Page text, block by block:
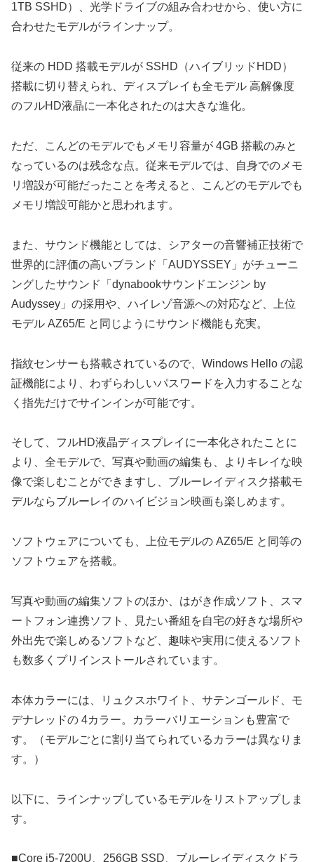
1TB SSHD）、光学ドライブの組み合わせから、使い方に
合わせたモデルがラインナップ。
従来の HDD 搭載モデルが SSHD（ハイブリッドHDD）
搭載に切り替えられ、ディスプレイも全モデル 高解像度
のフルHD液晶に一本化されたのは大きな進化。
ただ、こんどのモデルでもメモリ容量が 4GB 搭載のみと
なっているのは残念な点。従来モデルでは、自身でのメモ
リ増設が可能だったことを考えると、こんどのモデルでも
メモリ増設可能かと思われます。
また、サウンド機能としては、シアターの音響補正技術で
世界的に評価の高いブランド「AUDYSSEY」がチューニ
ングしたサウンド「dynabookサウンドエンジン by
Audyssey」の採用や、ハイレゾ音源への対応など、上位
モデル AZ65/E と同じようにサウンド機能も充実。
指紋センサーも搭載されているので、Windows Hello の認
証機能により、わずらわしいパスワードを入力することな
く指先だけでサインインが可能です。
そして、フルHD液晶ディスプレイに一本化されたことに
より、全モデルで、写真や動画の編集も、よりキレイな映
像で楽しむことができますし、ブルーレイディスク搭載モ
デルならブルーレイのハイビジョン映画も楽しめます。
ソフトウェアについても、上位モデルの AZ65/E と同等の
ソフトウェアを搭載。
写真や動画の編集ソフトのほか、はがき作成ソフト、スマ
ートフォン連携ソフト、見たい番組を自宅の好きな場所や
外出先で楽しめるソフトなど、趣味や実用に使えるソフト
も数多くプリインストールされています。
本体カラーには、リュクスホワイト、サテンゴールド、モ
デナレッドの 4カラー。カラーバリエーションも豊富で
す。（モデルごとに割り当てられているカラーは異なりま
す。）
以下に、ラインナップしているモデルをリストアップしま
す。
■Core i5-7200U、256GB SSD、ブルーレイディスクドラ